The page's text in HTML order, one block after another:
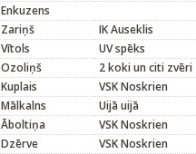
Enkuzens
Zariņš
IK Auseklis
Vītols
UV spēks
Ozoliņš
2 koki un citi zvēri
Kuplais
VSK Noskrien
Mālkalns
Uijā uijā
Āboltiņa
VSK Noskrien
Dzērve
VSK Noskrien